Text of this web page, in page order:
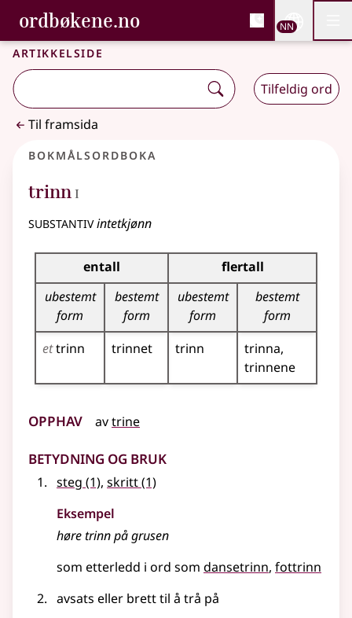
Gå til hovudinnhald
Tilgjenge
ordbøkene.no, Bokmålsordboka og
Bokmålsordboka og Nynorskordboka
NN
Artikkelside
Tilfeldig ord
Til framsida
Bokmålsordboka
trinn 1
I
substantivintetkjønn
Bøyingstabell for dette substantivet
entall
flertall
ubestemt
form
bestemt
form
ubestemt
form
bestemt
form
ettrinn trinnet trinn
trinna
trinnene
Opphav avtrine
Betydning og bruk
steg (1), skritt(1)
Eksempel
høretrinnpå grusen
som etterledd i ord som dansetrinn fottrinn
avsats eller brett til å trå på